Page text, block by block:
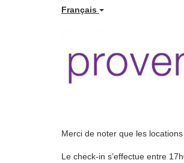
Français
Merci de noter que les
Le check-in s’effectue entre